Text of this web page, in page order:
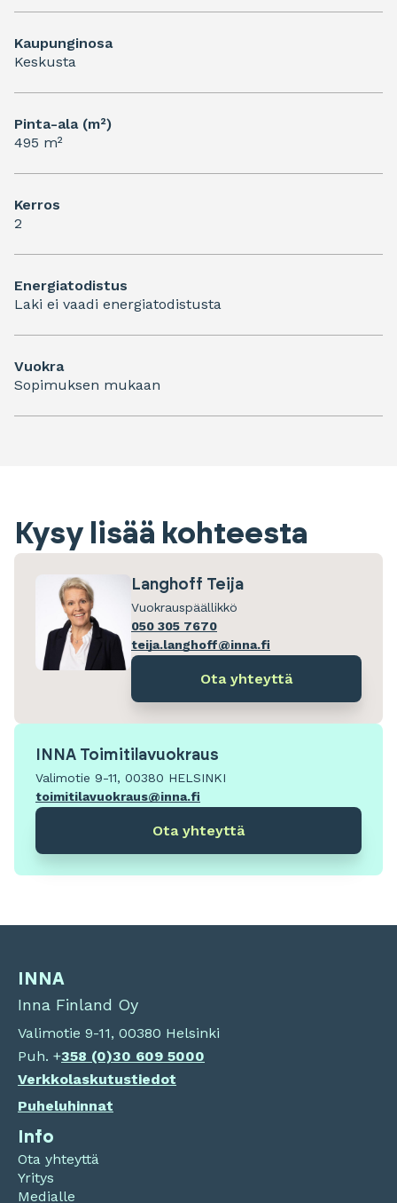
Kaupunginosa
Keskusta
Pinta-ala (m²)
495 m²
Kerros
2
Energiatodistus
Laki ei vaadi energiatodistusta
Vuokra
Sopimuksen mukaan
Kysy lisää kohteesta
Langhoff Teija
Vuokrauspäällikkö
050 305 7670
teija.langhoff@inna.fi
Ota yhteyttä
INNA Toimitilavuokraus
Valimotie 9-11, 00380 HELSINKI
toimitilavuokraus@inna.fi
Ota yhteyttä
INNA
Inna Finland Oy
Valimotie 9-11, 00380 Helsinki
Puh. +358 (0)30 609 5000
Verkkolaskutustiedot
Puheluhinnat
Info
Ota yhteyttä
Yritys
Medialle